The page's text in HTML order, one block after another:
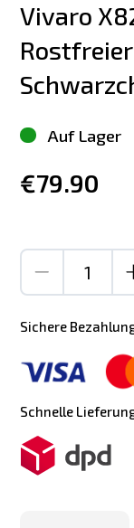
Vivaro
Auf Lager
€79.90
Sichere
Schnelle